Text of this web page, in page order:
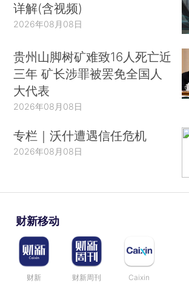
详解(含视频)
2026年08月08日
贵州山脚树矿难致16人死亡近
三年 矿长涉罪被罢免全国人
大代表
2026年08月08日
专栏｜沃什遭遇信任危机
2026年08月08日
财新移动
财新 财新周刊 Caixin